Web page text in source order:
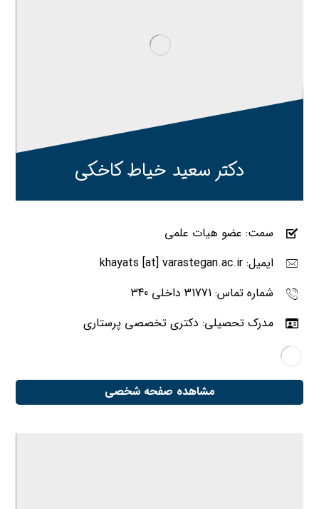
دکتر سعید خیاط کاخکی
سمت: عضو هیات علمی
ایمیل: khayats [at] varastegan.ac.ir
شماره تماس: 31771 داخلی 340
مدرک تحصیلی: دکتری تخصصی پرستاری
مشاهده صفحه شخصی